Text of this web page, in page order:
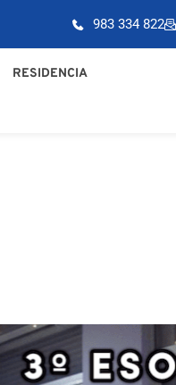
983 334 822
RESIDENCIA